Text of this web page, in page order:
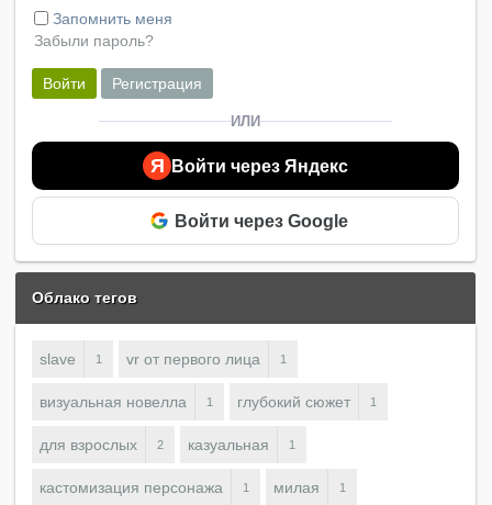
Запомнить меня
Забыли пароль?
Войти Регистрация
ИЛИ
Я Войти через Яндекс
Войти через Google
Облако тегов
slave 1 vr от первого лица 1
визуальная новелла 1 глубокий сюжет 1
для взрослых 2 казуальная 1
кастомизация персонажа 1 милая 1